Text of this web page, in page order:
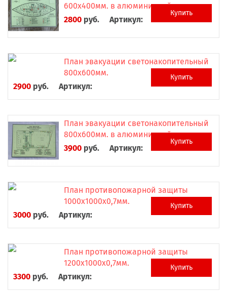
600х400мм. в алюминиевой рамке
2800 руб. Артикул:
Купить
План эвакуации светонакопительный
800х600мм.
2900 руб. Артикул:
Купить
План эвакуации светонакопительный
800х600мм. в алюминиевой рамке
3900 руб. Артикул:
Купить
План противопожарной защиты
1000х1000х0,7мм.
3000 руб. Артикул:
Купить
План противопожарной защиты
1200х1000х0,7мм.
3300 руб. Артикул:
Купить